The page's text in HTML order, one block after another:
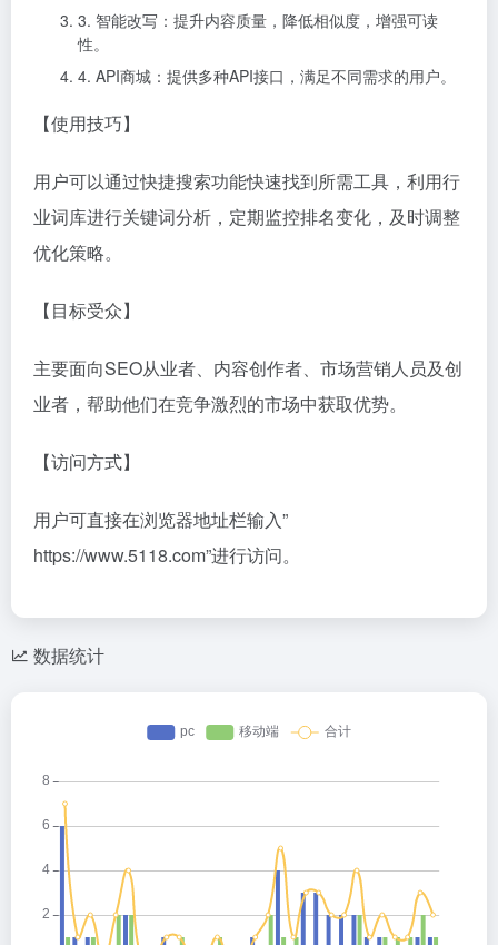
3. 智能改写：提升内容质量，降低相似度，增强可读
性。
4. API商城：提供多种API接口，满足不同需求的用户。
【使用技巧】
用户可以通过快捷搜索功能快速找到所需工具，利用行
业词库进行关键词分析，定期监控排名变化，及时调整
优化策略。
【目标受众】
主要面向SEO从业者、内容创作者、市场营销人员及创
业者，帮助他们在竞争激烈的市场中获取优势。
【访问方式】
用户可直接在浏览器地址栏输入”
https://www.5118.com”进行访问。
数据统计